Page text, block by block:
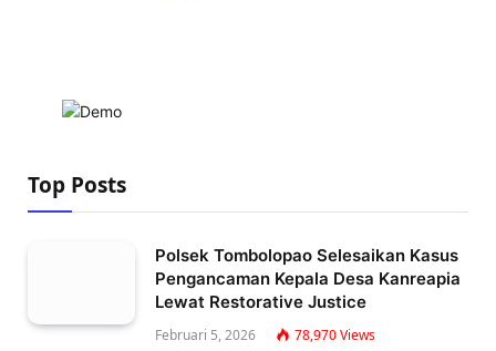
Top Posts
Polsek Tombolopao Selesaikan Kasus
Pengancaman Kepala Desa Kanreapia
Lewat Restorative Justice
Februari 5, 2026 78,970Views